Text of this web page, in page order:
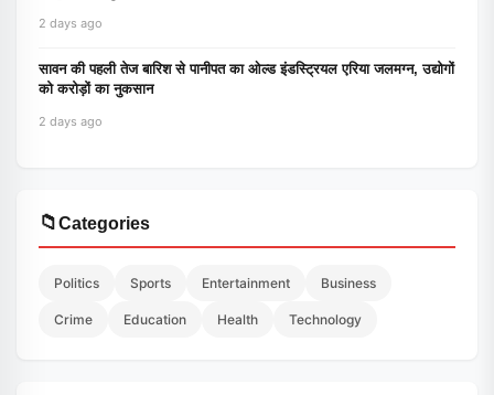
2 days ago
सावन की पहली तेज बारिश से पानीपत का ओल्ड इंडस्ट्रियल एरिया जलमग्न, उद्योगों
को करोड़ों का नुकसान
2 days ago
📁Categories
Politics Sports Entertainment Business
Crime Education Health Technology